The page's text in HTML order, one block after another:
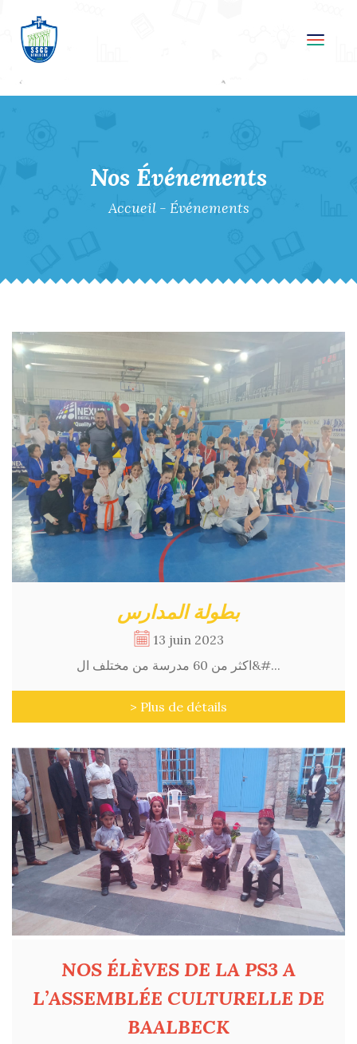
Nos Événements
Accueil - Événements
بطولة المدارس
13 juin 2023
اكثر من 60 مدرسة من مختلف ال&#...
> Plus de détails
NOS ÉLÈVES DE LA PS3 A
L’ASSEMBLÉE CULTURELLE DE
BAALBECK